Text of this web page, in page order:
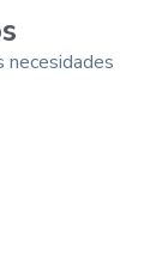
necesidades